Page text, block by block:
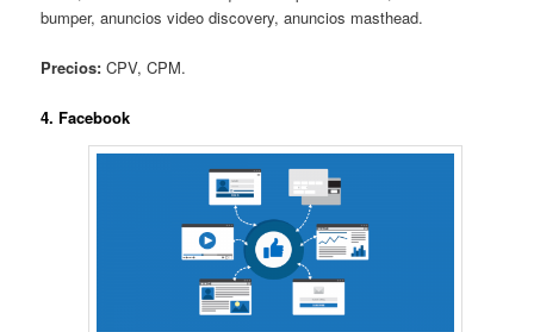
bumper, anuncios video discovery, anuncios masthead.
Precios: CPV, CPM.
4. Facebook